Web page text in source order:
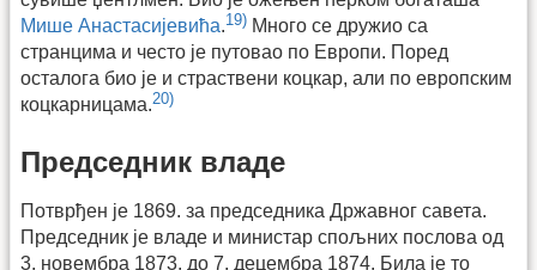
Мише Анастасијевића.19) Много се дружио са
странцима и често је путовао по Европи. Поред
осталога био је и страствени коцкар, али по европским
коцкарницама.20)
Председник владе
Потврђен је 1869. за председника Државног савета.
Председник је владе и министар спољних послова од
3. новембра 1873. до 7. децембра 1874. Била је то